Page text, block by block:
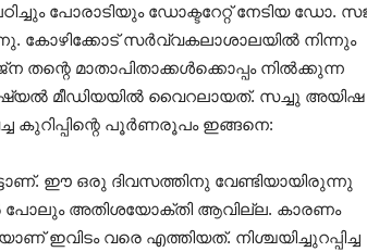
പോരാടിയും ഡോക്ടറേറ്റ് നേടിയ ഡോ.
കോഴിക്കോട് സർവ്വകലാശാലയിൽ നിന്നും
മാതാപിതാക്കൾക്കൊപ്പം നിൽക്കുന്ന
മീഡിയയിൽ വൈറലായത്. സച്ചു അയിഷ
പൂർണരൂപം ഇങ്ങനെ:
ഈ ഒരു ദിവസത്തിനു വേണ്ടിയായിരുന്നു
പോലും അതിശയോക്തി ആവില്ല. കാരണം
ഇവിടം വരെ എത്തിയത്. നിശ്ചയിച്ചുറപ്പിച്ച